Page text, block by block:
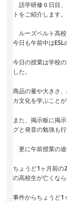
語学研修６日目
トをご紹介します。
ルーズベルト高校
今日も午前中はESL
今日の授業は学校
した。
商品の量や大きさ
カ文化を学ぶことが
また、掲示板に掲
グと発音の勉強も行
更に午前授業の途
ちょうど1ヶ月前の
の高校生が亡くなら
事件からちょうど1